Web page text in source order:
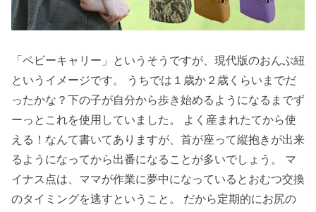
「ベビーキャリー」というそうですが、現代版のおんぶ紐
というイメージです。 うちでは１歳か２歳くらいまでだ
ったかな？下の子が自分から歩き始めるようになるまでず
ーっとこれを使用していました。 よく産まれたてから使
える！なんて書いてありますが、首が座って縦抱きが出来
るようになってから出番になることが多いでしょう。 マ
イナス点は、ママが作業に夢中になっているとおむつ交換
のタイミングを逃すということ。 だから定期的にお尻の